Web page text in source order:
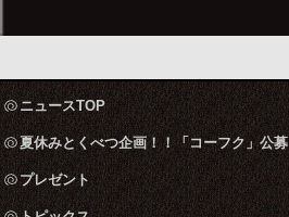
ニュースTOP
夏休みとくべつ企画！！「コーフク」公募
プレゼント